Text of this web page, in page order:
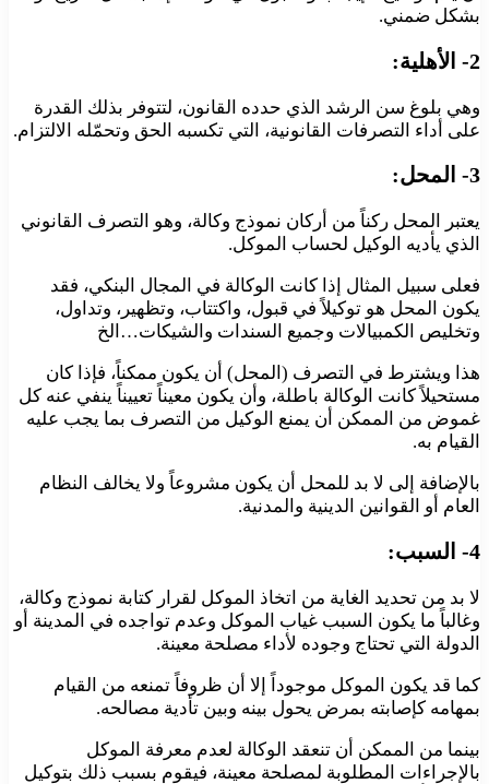
بشكل ضمني.
2- الأهلية:
وهي بلوغ سن الرشد الذي حدده القانون، لتتوفر بذلك القدرة
على أداء التصرفات القانونية، التي تكسبه الحق وتحمّله الالتزام.
3- المحل:
يعتبر المحل ركناً من أركان نموذج وكالة، وهو التصرف القانوني
الذي يأديه الوكيل لحساب الموكل.
فعلى سبيل المثال إذا كانت الوكالة في المجال البنكي، فقد
يكون المحل هو توكيلاً في قبول، واكتتاب، وتظهير، وتداول،
وتخليص الكمبيالات وجميع السندات والشيكات…الخ
هذا ويشترط في التصرف (المحل) أن يكون ممكناً، فإذا كان
مستحيلاً كانت الوكالة باطلة، وأن يكون معيناً تعييناً ينفي عنه كل
غموض من الممكن أن يمنع الوكيل من التصرف بما يجب عليه
القيام به.
بالإضافة إلى لا بد للمحل أن يكون مشروعاً ولا يخالف النظام
العام أو القوانين الدينية والمدنية.
4- السبب:
لا بد من تحديد الغاية من اتخاذ الموكل لقرار كتابة نموذج وكالة،
وغالباً ما يكون السبب غياب الموكل وعدم تواجده في المدينة أو
الدولة التي تحتاج وجوده لأداء مصلحة معينة.
كما قد يكون الموكل موجوداً إلا أن ظروفاً تمنعه من القيام
بمهامه كإصابته بمرض يحول بينه وبين تأدية مصالحه.
بينما من الممكن أن تنعقد الوكالة لعدم معرفة الموكل
بالإجراءات المطلوبة لمصلحة معينة، فيقوم بسبب ذلك بتوكيل